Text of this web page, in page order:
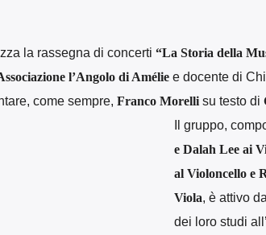
la rassegna di concerti “La Storia della
l’Angolo di Améliee docente di
come sempre, Franco Morellisu testo di
Il gruppo,
e Dalah Lee ai
al Violoncello e
Viola, è attivo
dei loro studi